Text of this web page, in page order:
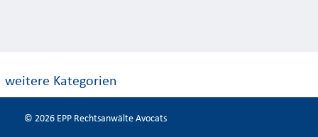
© 2026 EPP Rechtsanwälte Avocats